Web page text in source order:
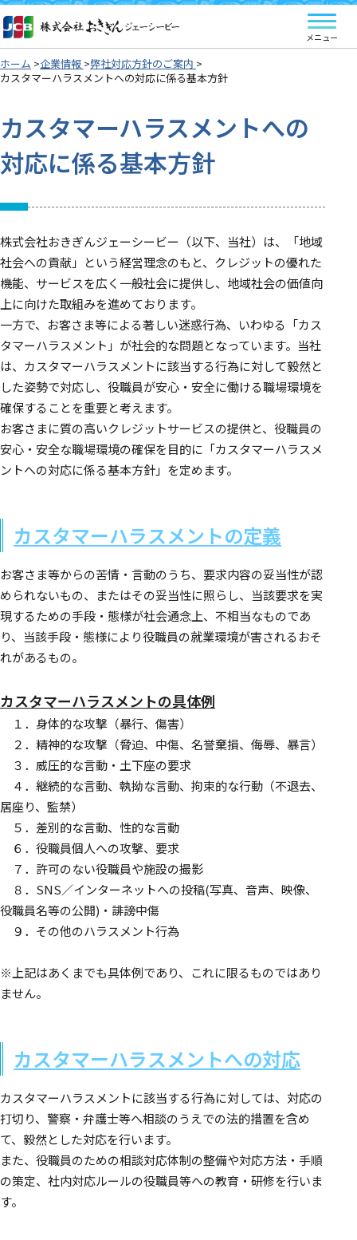
ホーム 企業情報 弊社対応方針のご案内
カスタマーハラスメントへの対応に係る基本方針
カスタマーハラスメントへの
対応に係る基本方針
株式会社おきぎんジェーシービー（以下、当社）は、「地域
社会への貢献」という経営理念のもと、クレジットの優れた
機能、サービスを広く一般社会に提供し、地域社会の価値向
上に向けた取組みを進めております。
一方で、お客さま等による著しい迷惑行為、いわゆる「カス
タマーハラスメント」が社会的な問題となっています。当社
は、カスタマーハラスメントに該当する行為に対して毅然と
した姿勢で対応し、役職員が安心・安全に働ける職場環境を
確保することを重要と考えます。
お客さまに質の高いクレジットサービスの提供と、役職員の
安心・安全な職場環境の確保を目的に「カスタマーハラスメ
ントへの対応に係る基本方針」を定めます。
カスタマーハラスメントの定義
お客さま等からの苦情・言動のうち、要求内容の妥当性が認
められないもの、またはその妥当性に照らし、当該要求を実
現するための手段・態様が社会通念上、不相当なものであ
り、当該手段・態様により役職員の就業環境が害されるおそ
れがあるもの。
カスタマーハラスメントの具体例
１．身体的な攻撃（暴行、傷害）
２．精神的な攻撃（脅迫、中傷、名誉棄損、侮辱、暴言）
３．威圧的な言動・土下座の要求
４．継続的な言動、執拗な言動、拘束的な行動（不退去、
居座り、監禁）
５．差別的な言動、性的な言動
６．役職員個人への攻撃、要求
７．許可のない役職員や施設の撮影
８．SNS／インターネットへの投稿(写真、音声、映像、
役職員名等の公開)・誹謗中傷
９．その他のハラスメント行為
※上記はあくまでも具体例であり、これに限るものではあり
ません。
カスタマーハラスメントへの対応
カスタマーハラスメントに該当する行為に対しては、対応の
打切り、警察・弁護士等へ相談のうえでの法的措置を含め
て、毅然とした対応を行います。
また、役職員のための相談対応体制の整備や対応方法・手順
の策定、社内対応ルールの役職員等への教育・研修を行いま
す。